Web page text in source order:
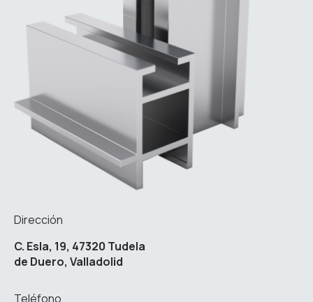
Dirección
C. Esla, 19, 47320 Tudela
de Duero, Valladolid
Teléfono